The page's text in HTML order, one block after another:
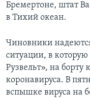
Бремертоне, штат
в Тихий океан.
Чиновники
ситуации, в которую
Рузвельт», на
коронавируса. В
вспышке вируса на